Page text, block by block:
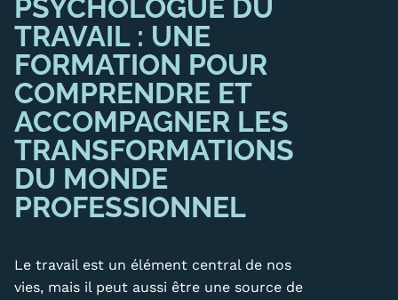
Carte lieux et centres Cnam en
BFC
Nos centres administratifs
Quoi de neuf au Cnam BFC?
Actualités
Agenda
Contact
PSYCHOLOGUE DU
TRAVAIL : UNE
FORMATION POUR
COMPRENDRE ET
ACCOMPAGNER LES
TRANSFORMATIONS
DU MONDE
PROFESSIONNEL
Le travail est un élément central de nos
vies, mais il peut aussi être une source de